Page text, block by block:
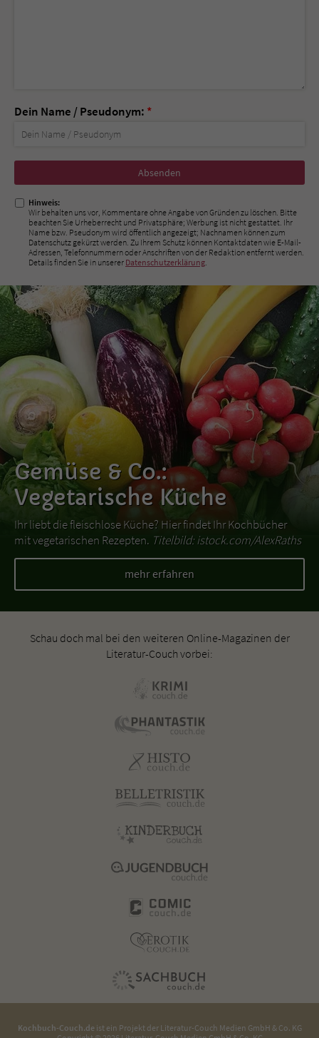
Dein Name / Pseudonym: *
Nicht
ausfüllen!
Hinweis:
Wir behalten uns vor, Kommentare ohne Angabe von Gründen zu löschen. Bitte
beachten Sie Urheberrecht und Privatsphäre; Werbung ist nicht gestattet. Ihr
Name bzw. Pseudonym wird öffentlich angezeigt; Nachnamen können zum
Datenschutz gekürzt werden. Zu Ihrem Schutz können Kontaktdaten wie E-Mail-
Adressen, Telefonnummern oder Anschriften von der Redaktion entfernt werden.
Details finden Sie in unserer Datenschutzerklärung.
Gemüse & Co.:
Vegetarische Küche
Ihr liebt die fleischlose Küche? Hier findet Ihr Kochbücher
mit vegetarischen Rezepten. Titelbild: istock.com/AlexRaths
mehr erfahren
Schau doch mal bei den weiteren Online-Magazinen der
Literatur-Couch vorbei:
Kochbuch-Couch.deist ein Projekt der Literatur-Couch Medien GmbH & Co. KG